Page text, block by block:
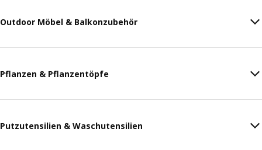
Outdoor Möbel & Balkonzubehör
Pflanzen & Pflanzentöpfe
Putzutensilien & Waschutensilien